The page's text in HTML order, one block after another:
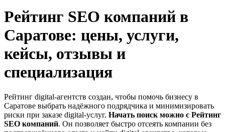
Рейтинг SEO компаний в
Саратове: цены, услуги,
кейсы, отзывы и
специализация
Рейтинг digital-агентств создан, чтобы помочь бизнесу в
Саратове выбрать надёжного подрядчика и минимизировать
риски при заказе digital-услуг. Начать поиск можно с Рейтинг
SEO компаний. Он позволяет быстро отсеять компании без